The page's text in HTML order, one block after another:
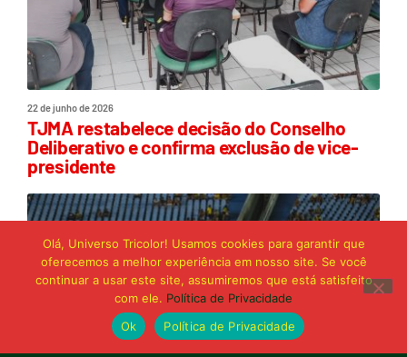
22 de junho de 2026
TJMA restabelece decisão do Conselho
Deliberativo e confirma exclusão de vice-
presidente
Olá, Universo Tricolor! Usamos cookies para garantir que
oferecemos a melhor experiência em nosso site. Se você
continuar a usar este site, assumiremos que está satisfeito
com ele. Política de Privacidade
Ok
Política de Privacidade